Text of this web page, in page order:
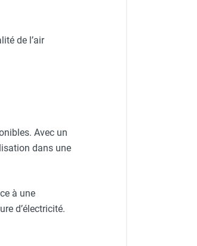
de l’air
Avec un
dans une
à une
d’électricité.